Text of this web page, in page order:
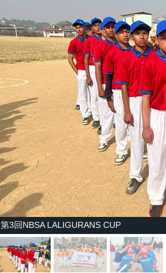
第3回NBSA LALIGURANS CUP